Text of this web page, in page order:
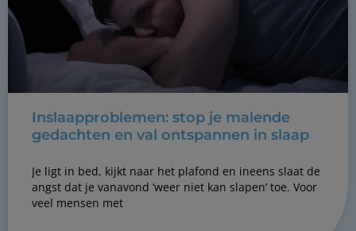
Inslaapproblemen: stop je malende
gedachten en val ontspannen in slaap
Je ligt in bed, kijkt naar het plafond en ineens slaat de
angst dat je vanavond ‘weer niet kan slapen’ toe. Voor
veel mensen met